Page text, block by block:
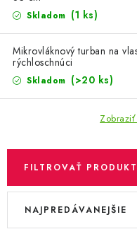
TOTÁLNA LIKVIDÁCIA
CHOVATEĽSKÉ POTREBY
AUTO-MOTO
Skladom (1 ks)
Mikrovláknový turban na
rýchloschnúci
Skladom (>20 ks)
FILTROVAŤ
V
R
NAJPREDÁVANEJŠIE